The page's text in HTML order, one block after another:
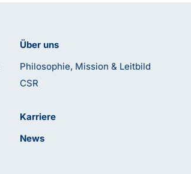
Über uns
Philosophie, Mission & Leitbild
CSR
Karriere
News